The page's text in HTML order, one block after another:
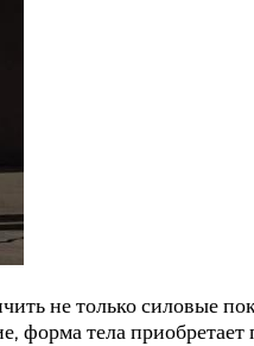
не только силовые
форма тела